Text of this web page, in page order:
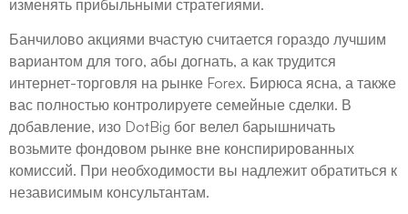
изменять прибыльными стратегиями.
Банчилово акциями вчастую считается гораздо лучшим
вариантом для того, абы догнать, а как трудится
интернет-торговля на рынке Forex. Бирюса ясна, а также
вас полностью контролируете семейные сделки. В
добавление, изо DotBig бог велел барышничать
возьмите фондовом рынке вне конспирированных
комиссий. При необходимости вы надлежит обратиться к
независимым консультантам.